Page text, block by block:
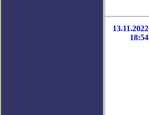
13.11.2022
18:54